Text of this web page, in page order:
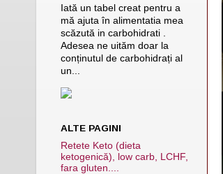
Iată un tabel creat pentru a
mă ajuta în alimentatia mea
scăzută in carbohidrati .
Adesea ne uităm doar la
conținutul de carbohidrați al
un...
ALTE PAGINI
Retete Keto (dieta
ketogenică), low carb, LCHF,
fara gluten....